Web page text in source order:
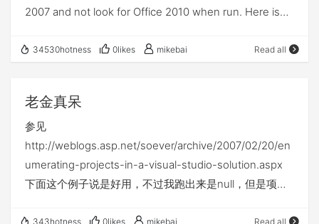
2007 and not look for Office 2010 when run. Here is
Source XPath:
34530hotness 0likes mikebai Read all
老金真呆
参见
http://weblogs.asp.net/soever/archive/2007/02/20/en
umerating-projects-in-a-visual-studio-solution.aspx
下面这个例子说是好用，不过我跑出来是null，但是项目
343hotness 0likes mikebai Read all